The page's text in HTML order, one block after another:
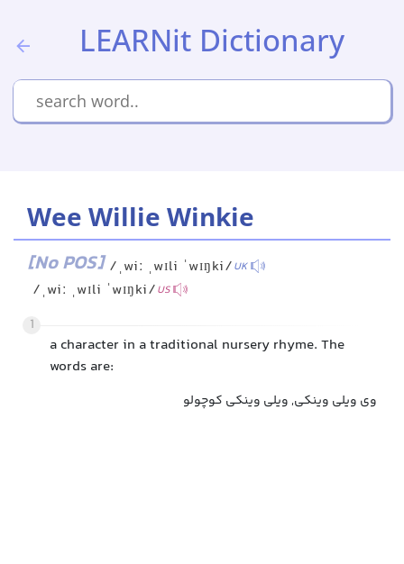
LEARNit Dictionary
Wee Willie Winkie
[No POS] /ˌwiː ˌwɪli ˈwɪŋki/UK
/ˌwiː ˌwɪli ˈwɪŋki/US
1
a character in a traditional nursery rhyme. The
words are:
وی ویلی وینکی, ویلی وینکی کوچولو